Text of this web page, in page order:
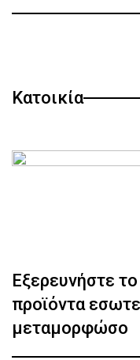
Κατοικία
Εξερευνήστε
προϊόντα
μεταμορφώσο